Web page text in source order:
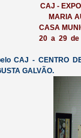
CAJ -
MARIA
CASA
20 a 29 de
CAJ - CENTRO
GALVÃO.